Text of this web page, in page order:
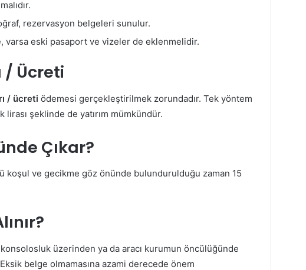
rezervasyon belgeleri sunulur.
varsa eski pasaport ve vizeler de eklenmelidir.
/ Ücreti
/ ücreti ödemesi gerçekleştirilmek zorundadır. Tek yöntem
şeklinde de yatırım mümkündür.
Çıkar?
koşul ve gecikme göz önünde bulundurulduğu zaman 15
konsolosluk üzerinden ya da aracı kurumun öncülüğünde
belge olmamasına azami derecede önem